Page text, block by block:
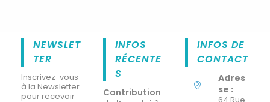
NEWSLET
TER
Inscrivez-vous
à la Newsletter
pour recevoir
INFOS
RÉCENTE
S
Contribution
INFOS DE
CONTACT
Adres
se :